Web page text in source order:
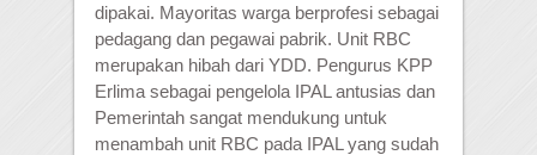
dipakai. Mayoritas warga berprofesi sebagai
pedagang dan pegawai pabrik. Unit RBC
merupakan hibah dari YDD. Pengurus KPP
Erlima sebagai pengelola IPAL antusias dan
Pemerintah sangat mendukung untuk
menambah unit RBC pada IPAL yang sudah